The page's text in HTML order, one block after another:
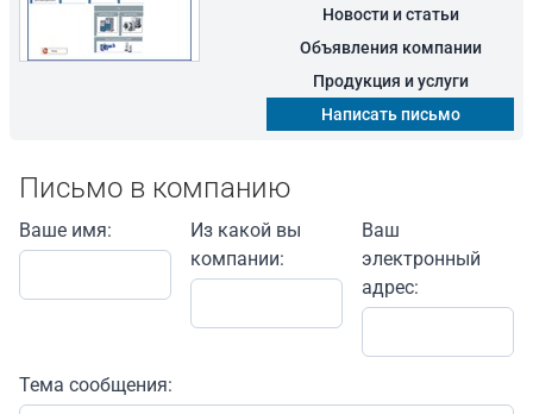
Новости и статьи
Объявления компании
Продукция и услуги
Написать письмо
Письмо в компанию
Ваше имя:
Из какой вы
компании:
Ваш
электронный
адрес:
Тема сообщения: